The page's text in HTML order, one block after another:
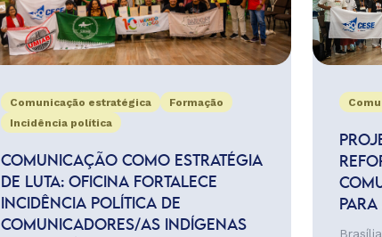
Comunicação estratégica
Formação
Incidência política
COMUNICAÇÃO COMO ESTRATÉGIA
DE LUTA: OFICINA FORTALECE
INCIDÊNCIA POLÍTICA DE
COMUNICADORES/AS INDÍGENAS